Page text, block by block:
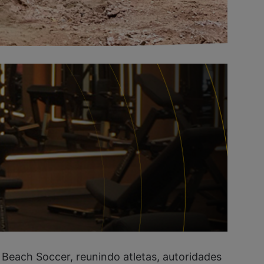
Soccer, reunindo atletas, autoridades